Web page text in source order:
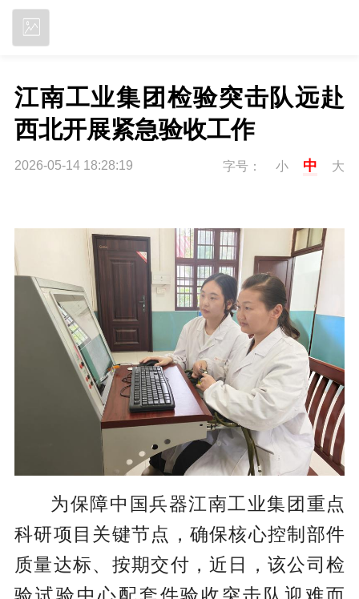
江南工业集团检验突击队远赴
西北开展紧急验收工作
2026-05-14 18:28:19 字号： 小 中 大
为保障中国兵器江南工业集团重点
科研项目关键节点，确保核心控制部件
质量达标、按期交付，近日，该公司检
验试验中心配套件验收突击队迎难而